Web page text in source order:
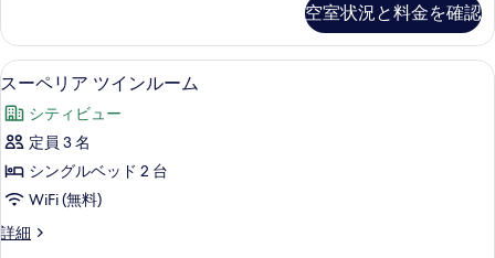
す
る
台
シ
ー
ビ
ュ
ー
の
す
台
シ
ー
ビ
ュ
ー
の
細
イ
ン
ル
ー
ム
シ
ー
ビ
テ
ィ
ブ
イ
ン
ー
ム
ー
空室状況と料金を確認
ス
ー
ペ
リ
ア
ツ
イ
ミニバー、セーフティボックス (室
4
スーペリア ツインルーム
シティビュー
定員 3 名
シングルベッド 2 台
WiFi (無料)
詳細
ス